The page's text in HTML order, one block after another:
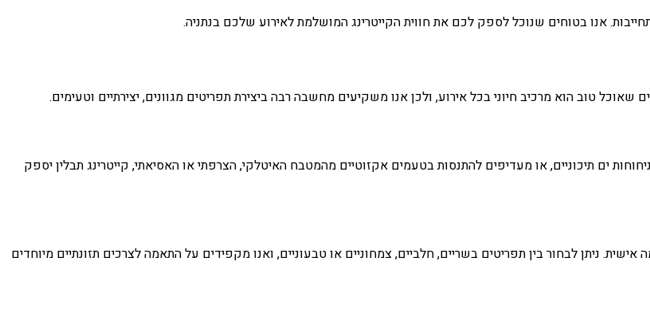
אנו בטוחים שנוכל לספק לכם את חווית הקייטרינג המושלמת לאירוע שלכם בנתניה.
שאוכל טוב הוא מרכיב חיוני בכל אירוע, ולכן אנו משקיעים מחשבה רבה ביצירת תפריטים מגוונים, יצירתיים וטעימים.
ים תיכוניים, או מעדיפים להתנסות בטעמים אקזוטיים מהמטבח האיטלקי, הצרפתי או האסיאתי, קייטרינג תבלין יספק
ניתן לבחור בין תפריטים בשריים, חלביים, צמחוניים או טבעוניים, ואנו מקפידים על התאמה לצרכים תזונתיים מיוחדים